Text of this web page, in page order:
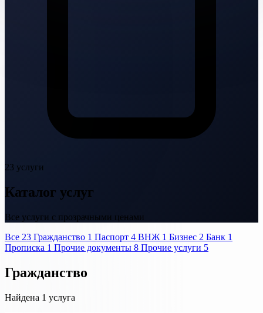
23 услуги
Каталог услуг
Все услуги с прозрачными ценами
Все 23 Гражданство 1 Паспорт 4 ВНЖ 1 Бизнес 2 Банк 1
Прописка 1 Прочие документы 8 Прочие услуги 5
Гражданство
Найдена 1 услуга